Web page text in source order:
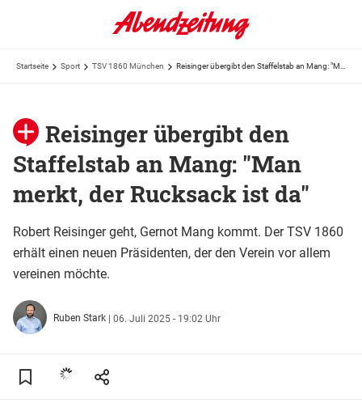
Startseite Sport TSV 1860 München
Reisinger übergibt den
Staffelstab an Mang: "Man
merkt, der Rucksack ist da"
Robert Reisinger geht, Gernot Mang kommt. Der TSV 1860
erhält einen neuen Präsidenten, der den Verein vor allem
vereinen möchte.
Ruben Stark | 06. Juli 2025 - 19:02 Uhr